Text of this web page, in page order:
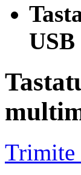
Trimite